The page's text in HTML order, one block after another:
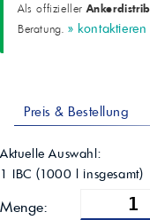
Als offizieller
Beratung. » kontaktieren
Preis & Bestellung
Aktuelle Auswahl:
1 IBC (1000 l insgesamt)
Menge: